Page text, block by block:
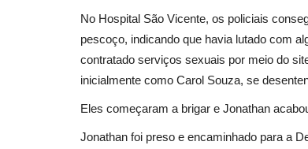
No Hospital São Vicente, os policiais
pescoço, indicando que havia lutado com
contratado serviços sexuais por meio do
inicialmente como Carol Souza, se
Eles começaram a brigar e Jonathan
Jonathan foi preso e encaminhado para a